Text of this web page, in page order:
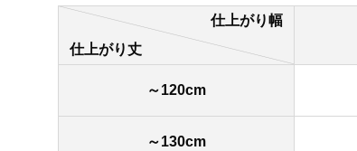
仕上がり幅
仕上がり丈
～120cm
～130cm